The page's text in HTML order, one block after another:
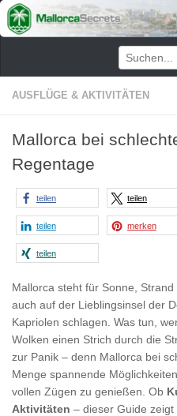
Zum Inhalt springen
AUSFLÜGE & AKTIVITÄTEN
Mallorca bei
Regentage
teilen teilen
teilen merken
teilen
Mallorca steht für Sonne,
auch auf der Lieblingsinsel der
Kapriolen schlagen. Was tun,
Wolken einen Strich durch die
zur Panik – denn Mallorca bei
Menge spannende
vollen Zügen zu genießen. Ob
Aktivitäten – dieser Guide